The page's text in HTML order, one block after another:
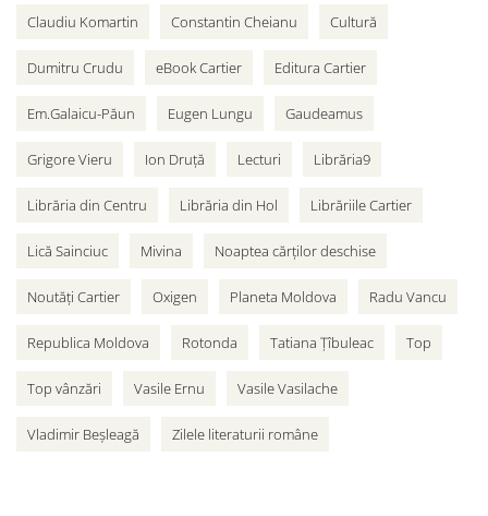
Claudiu Komartin Constantin Cheianu Cultură
Dumitru Crudu eBook Cartier Editura Cartier
Em.Galaicu-Păun Eugen Lungu Gaudeamus
Grigore Vieru Ion Druță Lecturi Librăria9
Librăria din Centru Librăria din Hol Librăriile Cartier
Lică Sainciuc Mivina Noaptea cărților deschise
Noutăți Cartier Oxigen Planeta Moldova Radu Vancu
Republica Moldova Rotonda Tatiana Țîbuleac Top
Top vânzări Vasile Ernu Vasile Vasilache
Vladimir Beșleagă Zilele literaturii române